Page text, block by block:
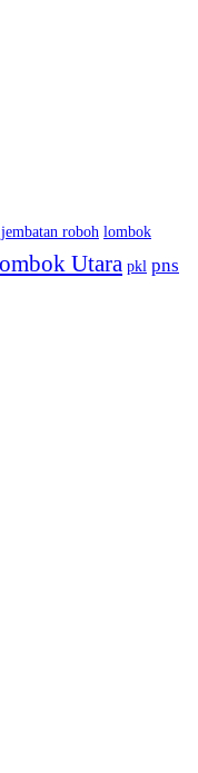
jembatan roboh lombok
Utara pkl pns